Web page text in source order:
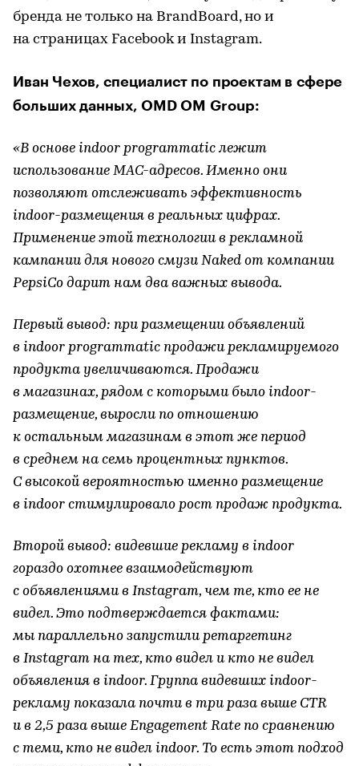
бренда не только на BrandBoard, но и
на страницах Facebook и Instagram.
Иван Чехов, специалист по проектам в сфере
больших данных, OMD OM Group:
«В основе indoor programmatic лежит
использование MAC-адресов. Именно они
позволяют отслеживать эффективность
indoor-размещения в реальных цифрах.
Применение этой технологии в рекламной
кампании для нового смузи Naked от компании
PepsiCo дарит нам два важных вывода.
Первый вывод: при размещении объявлений
в indoor programmatic продажи рекламируемого
продукта увеличиваются. Продажи
в магазинах, рядом с которыми было indoor-
размещение, выросли по отношению
к остальным магазинам в этот же период
в среднем на семь процентных пунктов.
С высокой вероятностью именно размещение
в indoor стимулировало рост продаж продукта.
Второй вывод: видевшие рекламу в indoor
гораздо охотнее взаимодействуют
с объявлениями в Instagram, чем те, кто ее не
видел. Это подтверждается фактами:
мы параллельно запустили ретаргетинг
в Instagram на тех, кто видел и кто не видел
объявления в indoor. Группа видевших indoor-
рекламу показала почти в три раза выше CTR
и в 2,5 раза выше Engagement Rate по сравнению
с теми, кто не видел indoor. То есть этот подход